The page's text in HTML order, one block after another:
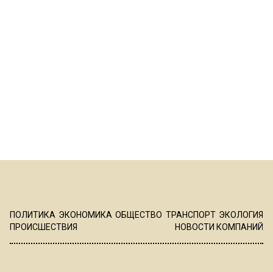
ПОЛИТИКА ЭКОНОМИКА ОБЩЕСТВО ТРАНСПОРТ ЭКОЛОГИЯ
ПРОИСШЕСТВИЯ
НОВОСТИ КОМПАНИЙ